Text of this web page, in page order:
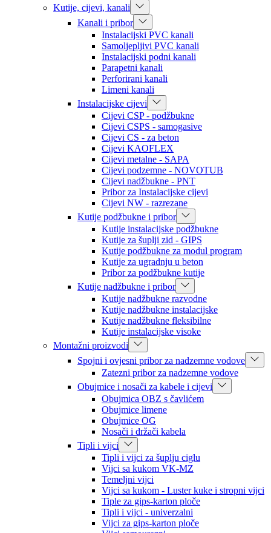
Kutije, cijevi, kanali
Kanali i pribor
Instalacijski PVC kanali
Samoljepljivi PVC kanali
Instalacijski podni kanali
Parapetni kanali
Perforirani kanali
Limeni kanali
Instalacijske cijevi
Cijevi CSP - podžbukne
Cijevi CSPS - samogasive
Cijevi CS - za beton
Cijevi KAOFLEX
Cijevi metalne - SAPA
Cijevi podzemne - NOVOTUB
Cijevi nadžbukne - PNT
Pribor za Instalacijske cijevi
Cijevi NW - razrezane
Kutije podžbukne i pribor
Kutije instalacijske podžbukne
Kutije za šuplji zid - GIPS
Kutije podžbukne za modul program
Kutije za ugradnju u beton
Pribor za podžbukne kutije
Kutije nadžbukne i pribor
Kutije nadžbukne razvodne
Kutije nadžbukne instalacijske
Kutije nadžbukne fleksibilne
Kutije instalacijske visoke
Montažni proizvodi
Spojni i ovjesni pribor za nadzemne vodove
Zatezni pribor za nadzemne vodove
Obujmice i nosači za kabele i cijevi
Obujmica OBZ s čavlićem
Obujmice limene
Obujmice OG
Nosači i držači kabela
Tipli i vijci
Tipli i vijci za šuplju ciglu
Vijci sa kukom VK-MZ
Temeljni vijci
Vijci sa kukom - Luster kuke i stropni vijci
Tiple za gips-karton ploče
Tipli i vijci - univerzalni
Vijci za gips-karton ploče